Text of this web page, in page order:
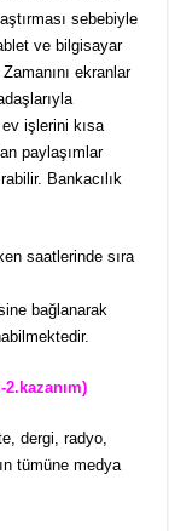
sebebiyle
ve bilgisayar
ekranlar
işlerini kısa
paylaşımlar
Bankacılık
saatlerinde sıra
bağlanarak
dergi, radyo,
tümüne medya